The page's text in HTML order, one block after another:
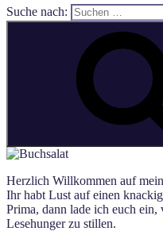
Suche nach:
Herzlich Willkommen auf
Ihr habt Lust auf einen
Prima, dann lade ich euch
Lesehunger zu stillen.